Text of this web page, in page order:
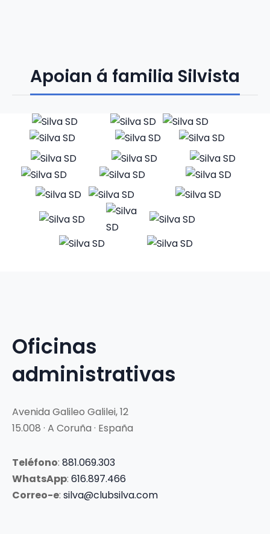
Apoian á familia Silvista
Oficinas
administrativas
Avenida Galileo Galilei, 12
15.008 · A Coruña · España
Teléfono: 881.069.303
WhatsApp: 616.897.466
Correo-e: silva@clubsilva.com